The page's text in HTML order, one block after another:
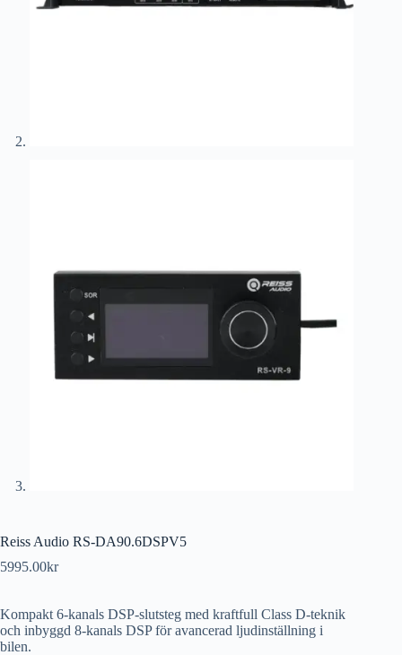
Reiss Audio RS-DA90.6DSPV5
5995.00kr
Kompakt 6-kanals DSP-slutsteg med kraftfull Class D-teknik
och inbyggd 8-kanals DSP för avancerad ljudinställning i
bilen.